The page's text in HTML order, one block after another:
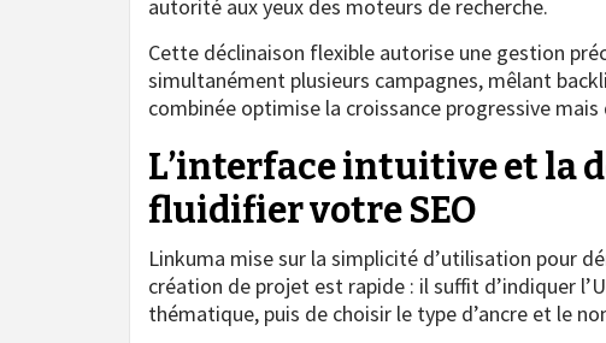
autorité aux yeux des moteurs de recherche.
Cette déclinaison flexible autorise une gestion
simultanément plusieurs campagnes, mêlant
combinée optimise la croissance progressive
L’interface intuitive et la
fluidifier votre SEO
Linkuma mise sur la simplicité d’utilisation pour
création de projet est rapide : il suffit d’indiquer
thématique, puis de choisir le type d’ancre et le